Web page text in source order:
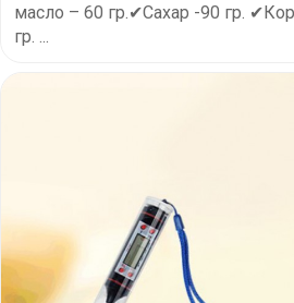
масло – 60 гр.✔Сахар -90 гр.
гр. ...